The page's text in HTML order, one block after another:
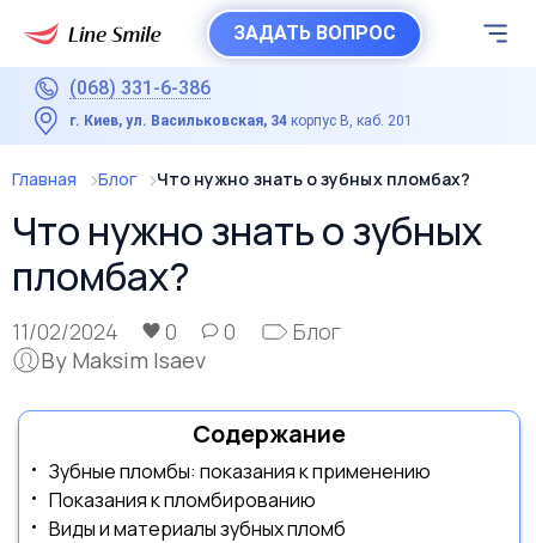
ЗАДАТЬ ВОПРОС
(068) 331-6-386
г. Киев, ул. Васильковская, 34 корпус В, каб. 201
Главная Блог Что нужно знать о зубных пломбах?
Что нужно знать о зубных
пломбах?
11/02/2024 0 0
Блог
By Maksim Isaev
Содержание
Зубные пломбы: показания к применению
Показания к пломбированию
Виды и материалы зубных пломб